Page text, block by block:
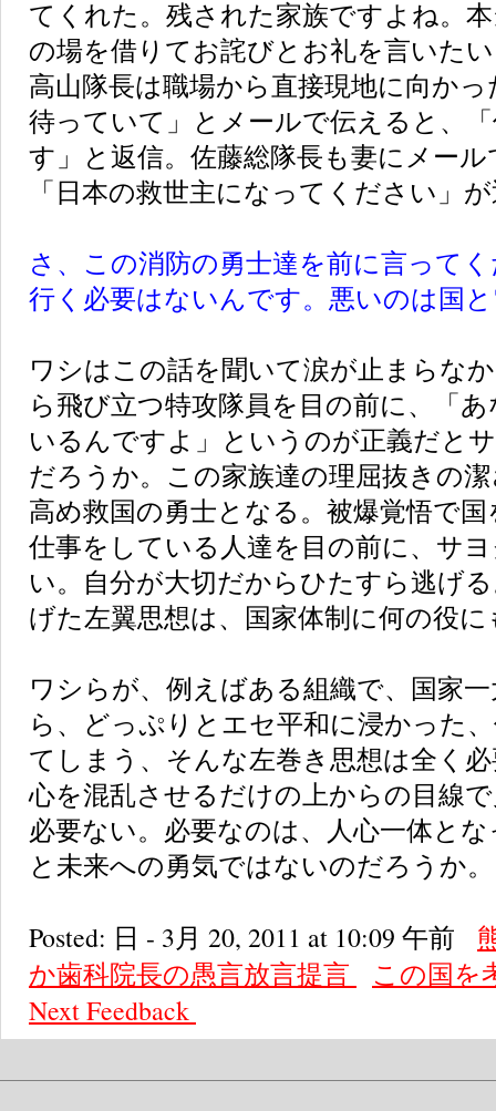
てくれた。残された家族ですよね。
の場を借りてお詫びとお礼を言いた
高山隊長は職場から直接現地に向か
待っていて」とメールで伝えると、
す」と返信。佐藤総隊長も妻にメー
「日本の救世主になってください」
さ、この消防の勇士達を前に言って
行く必要はないんです。悪いのは国
ワシはこの話を聞いて涙が止まらな
ら飛び立つ特攻隊員を目の前に、「
いるんですよ」というのが正義だと
だろうか。この家族達の理屈抜きの
高め救国の勇士となる。被爆覚悟で
仕事をしている人達を目の前に、サ
い。自分が大切だからひたすら逃げ
げた左翼思想は、国家体制に何の役
ワシらが、例えばある組織で、国家
ら、どっぷりとエセ平和に浸かった
てしまう、そんな左巻き思想は全く
心を混乱させるだけの上からの目線
必要ない。必要なのは、人心一体と
と未来への勇気ではないのだろうか。
Posted: 日 - 3月 20, 2011 at 10:09 午前
か歯科院長の愚言放言提言
この国を
NextFeedback